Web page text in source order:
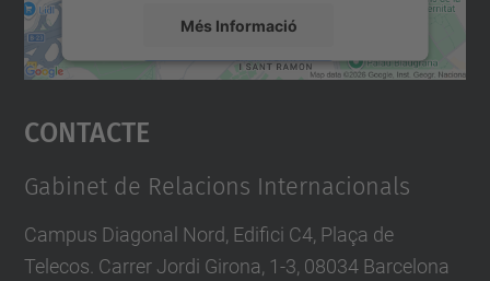
Més Informació
Accepta
powered by
Contacte
Gabinet de Relacions Internacionals
Campus Diagonal Nord, Edifici C4, Plaça de
Telecos. Carrer Jordi Girona, 1-3, 08034 Barcelona